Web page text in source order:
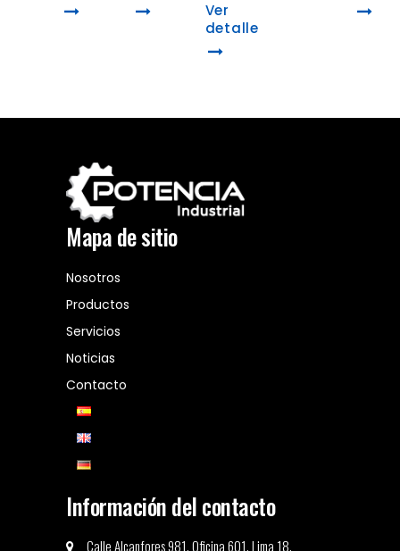
Ver
detalle
Mapa de sitio
Nosotros
Productos
Servicios
Noticias
Contacto
Información del contacto
Calle Alcanfores 981, Oficina 601, Lima 18,